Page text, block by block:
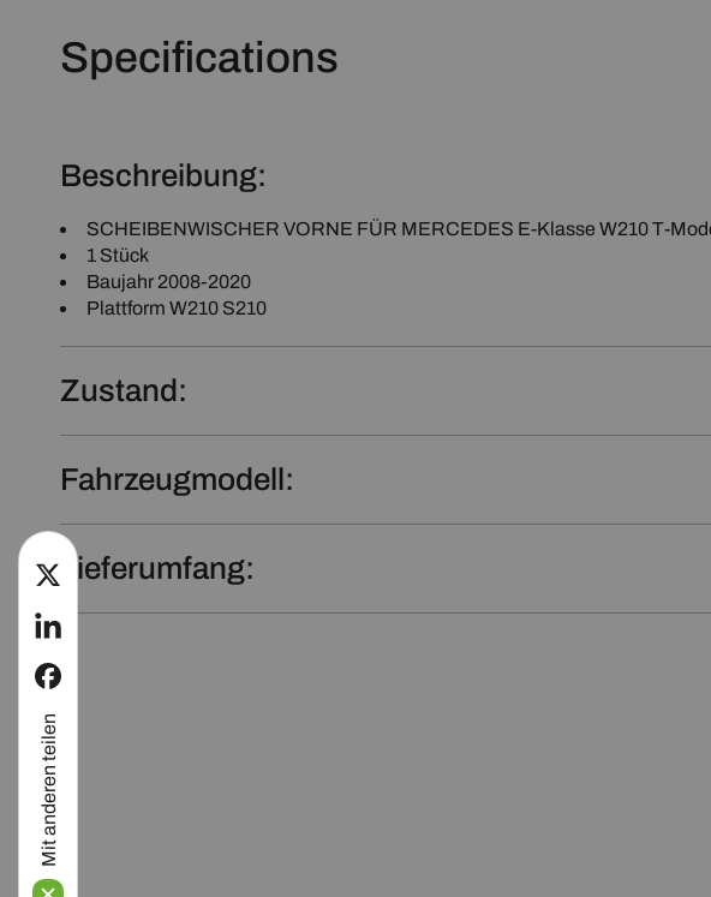
Specifications
Beschreibung:
SCHEIBENWISCHER VORNE FÜR MERCEDES E-Klasse W210 T-
1 Stück
Baujahr 2008-2020
Plattform W210 S210
Zustand:
Fahrzeugmodell:
Lieferumfang:
facebook
linkedin
twitter
Mit anderen teilen